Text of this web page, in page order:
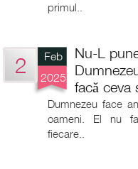
primul..
2
Feb
2025
Nu-L
facă ceva
Dumnezeu face
oameni. El nu
fiecare..